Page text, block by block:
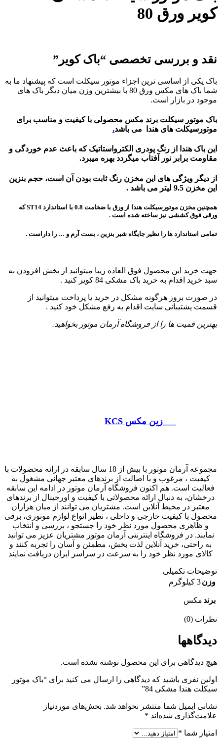
کویر ورق 80
نقد و بررسی تخصصی “باک کویر”
باک یکی از اساسی ترین اجزاء موتور سیکلت است که پیشنهاد ما به
شما باک های مکس ورق 80 با بیشترین وزن میان دیگر باک های
موجود در بازار است.
باک موتور سیکلت برند مکس محصولی با کیفیت و مناسب برای
موتورسیکلت های هندا می باشد.
این باک هندا از رنگ پودری الکترواستاتیک که باعث عدم خوردگی و
مقاومت برابر نور آفتاب میگردد بهره میبرد.
از دیگر ویژگی های این مخزن رنگ ثابت بودن آن است، حجم بنزین
این مخزن 9.5 لیتر می باشد .
همچنین مخزن موتورسیکلت هندا از ورق با ضخامت 0.8 با استاندارد ST14 که
ورقی فوق کششی نیز ساخته شده است .
تمامی استاندارد ها را نظیر جایگاه شیر بنزین ، بست آرم و … را داراست .
جهت خرید این محصول فوق العاده زیبا میتوانید از بخش افزودن به
سبد خرید اقدام به خرید باک مشکی 84 کویر کنید .
در صورت بروز هرگونه مشکل در خرید یا پرداخت میتوانید از
قسمت پشتیبانی سایت اقدام به رفع مشکل خود کنید .
بهترین قمیت ها را از فروشگاه آرمان موتور بخواهید.
___زین مکس KCS
مجموعه آرمان موتور با بیش از 18 سال سابقه در ارائه محصولات با
کيفيت ، مرغوب و با اصالت از برندهای معتبر جهانی مشغول به
فعاليت است. هم اکنون فروشگاه آرمان موتور در ادامه اين سابقه
درخشان، به دنبال ارائه محصولاتی با کيفيت و اورجينال از برندهای
معتبر در محيط آنلاين است. مشتريان می توانند از ميان هزاران
محصول با کيفيت خارجی و داخلی ، نظیر انواع لوازم موتوری، برقی
و ظاهری محصول مورد نظر خود را جستجو ، بررسی و انتخاب
نمايند. در فروشگاه اینترنتی آرمان موتور مشتريان عزیز می توانيد
به راحتی، خرید آنلاین لذت بخش، مطمئن و آسان را تجربه کنند و
کالای مورد نظر خود را به سرعت در سراسر ایران دریافت نمایند
توضیحات تکمیلی
وزن3 کیلوگرم
برند مکس
نظرات (0)
دیدگاهها
هیچ دیدگاهی برای این محصول نوشته نشده است.
اولین نفری باشید که دیدگاهی را ارسال می کنید برای “باک موتور
سیکلت هندا مشکی 84”
نشانی ایمیل شما منتشر نخواهد شد. بخش‌های موردنیاز
علامت‌گذاری شده‌اند *
امتیاز شما *